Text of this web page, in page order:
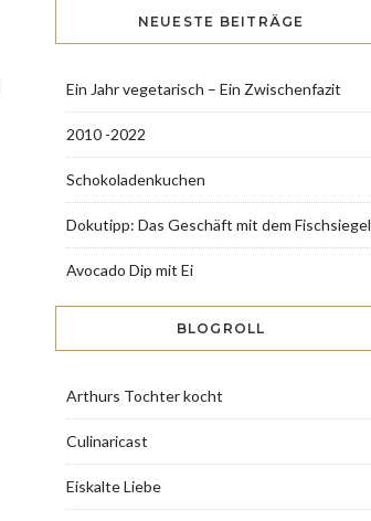
NEUESTE BEITRÄGE
Ein Jahr vegetarisch – Ein Zwischenfazit
2010 -2022
Schokoladenkuchen
Dokutipp: Das Geschäft mit dem Fischsiegel
Avocado Dip mit Ei
BLOGROLL
Arthurs Tochter kocht
Culinaricast
Eiskalte Liebe